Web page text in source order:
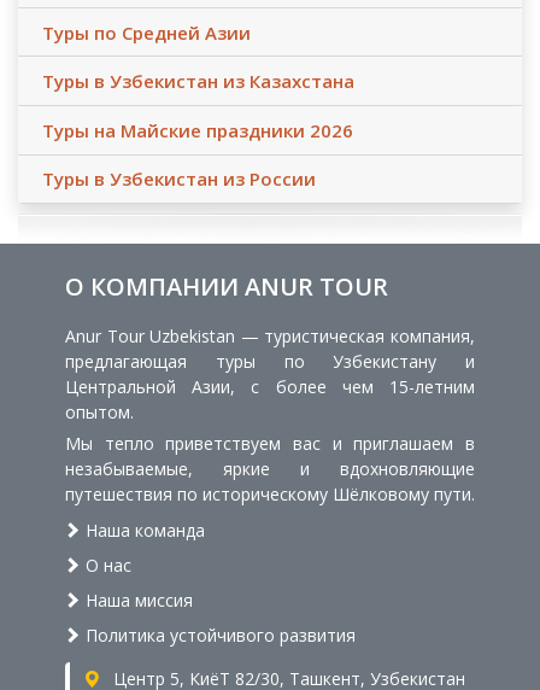
Туры по Средней Азии
Туры в Узбекистан из Казахстана
Туры на Майские праздники 2026
Туры в Узбекистан из России
О КОМПАНИИ ANUR TOUR
Anur Tour Uzbekistan — туристическая компания,
предлагающая туры по Узбекистану и
Центральной Азии, с более чем 15-летним
опытом.
Мы тепло приветствуем вас и приглашаем в
незабываемые, яркие и вдохновляющие
путешествия по историческому Шёлковому пути.
Наша команда
О нас
Наша миссия
Политика устойчивого развития
Центр 5, КиёТ 82/30, Ташкент, Узбекистан